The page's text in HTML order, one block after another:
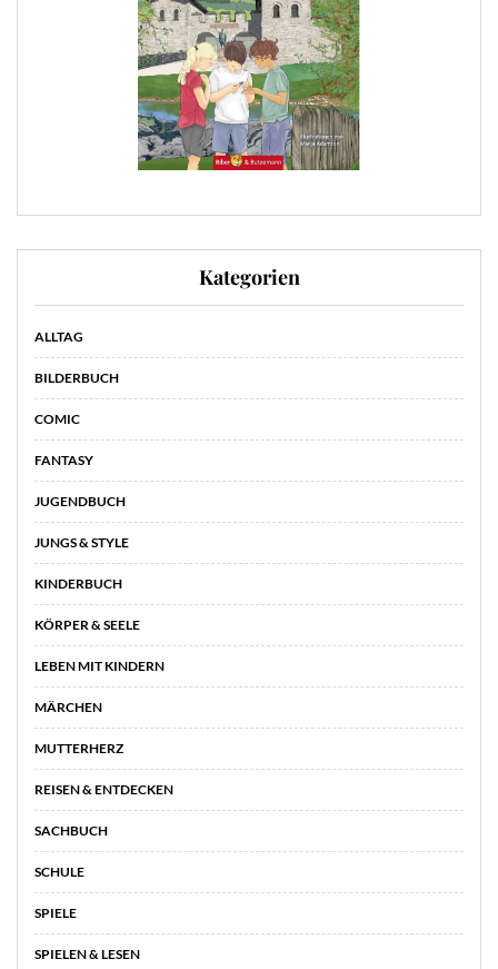
Kategorien
ALLTAG
BILDERBUCH
COMIC
FANTASY
JUGENDBUCH
JUNGS & STYLE
KINDERBUCH
KÖRPER & SEELE
LEBEN MIT KINDERN
MÄRCHEN
MUTTERHERZ
REISEN & ENTDECKEN
SACHBUCH
SCHULE
SPIELE
SPIELEN & LESEN